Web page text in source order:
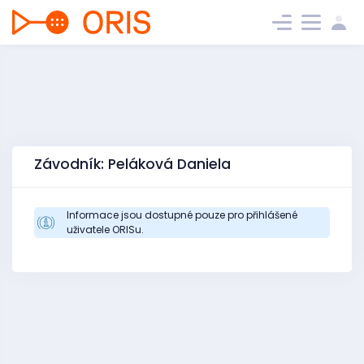
Závodník: Peláková Daniela
Informace jsou dostupné pouze pro přihlášené
uživatele ORISu.